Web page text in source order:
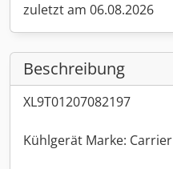
zuletzt am 06.08.2026
Beschreibung
XL9T01207082197
Kühlgerät Marke: Carrier